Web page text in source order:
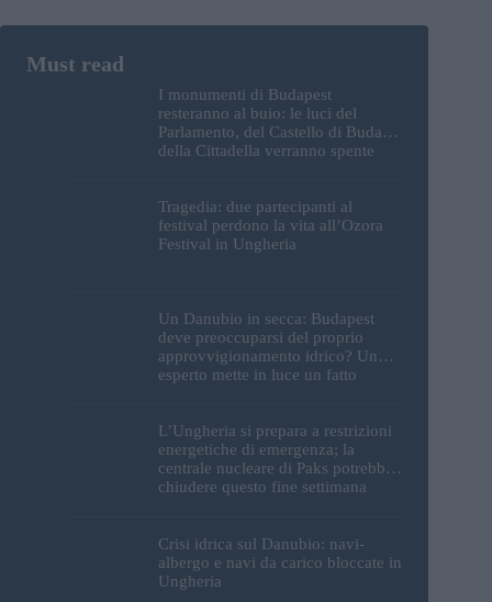
I monumenti di Budapest
resteranno al buio: le luci del
Parlamento, del Castello di Buda e
della Cittadella verranno spente
Tragedia: due partecipanti al
festival perdono la vita all’Ozora
Festival in Ungheria
Un Danubio in secca: Budapest
deve preoccuparsi del proprio
approvvigionamento idrico? Un
esperto mette in luce un fatto
L’Ungheria si prepara a restrizioni
energetiche di emergenza; la
centrale nucleare di Paks potrebbe
chiudere questo fine settimana
Crisi idrica sul Danubio: navi-
albergo e navi da carico bloccate in
Ungheria